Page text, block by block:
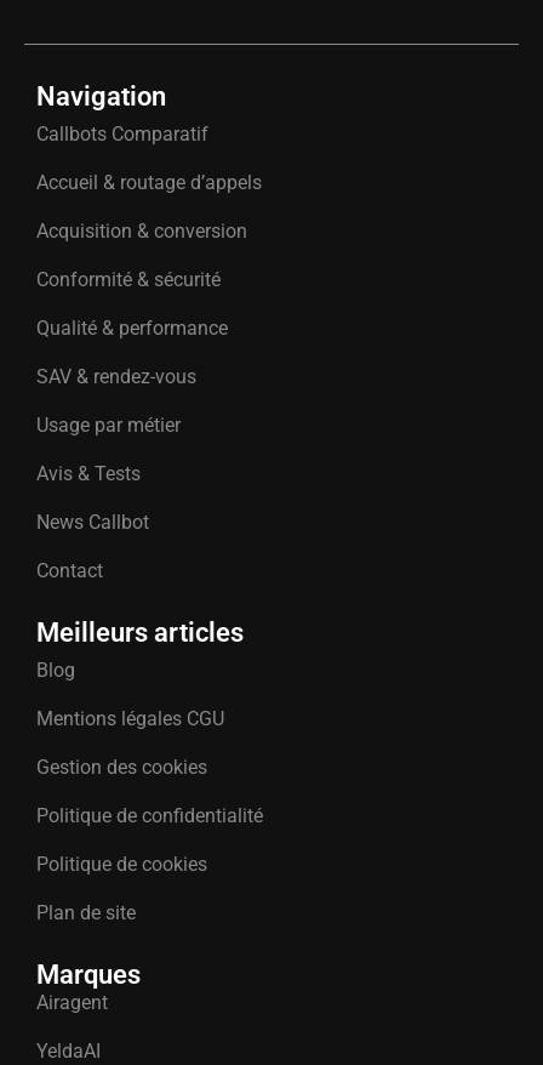
Navigation
Callbots Comparatif
Accueil & routage d’appels
Acquisition & conversion
Conformité & sécurité
Qualité & performance
SAV & rendez-vous
Usage par métier
Avis & Tests
News Callbot
Contact
Meilleurs articles
Blog
Mentions légales CGU
Gestion des cookies
Politique de confidentialité
Politique de cookies
Plan de site
Marques
Airagent
YeldaAI